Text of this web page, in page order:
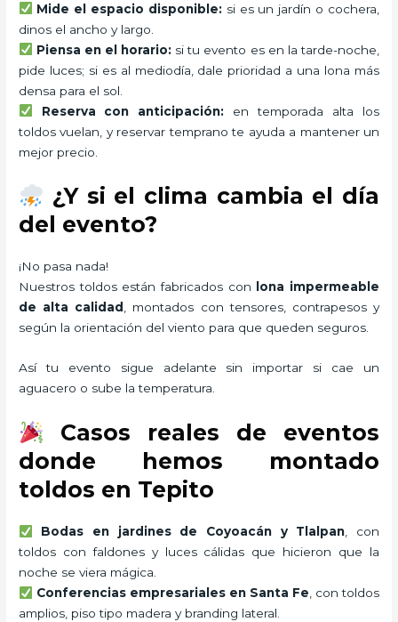
Mide el espacio disponible:si es un jardín o cochera,
dinos el ancho y largo.
Piensa en el horario: si tu evento es en la tarde-noche,
pide luces; si es al mediodía, dale prioridad a una lona más
densa para el sol.
Reserva con anticipación: en temporada alta los
toldos vuelan, y reservar temprano te ayuda a mantener un
mejor precio.
¿Y si el clima cambia el día
del evento?
¡No pasa nada!
Nuestros toldos están fabricados con
lona impermeable
de alta calidad , montados con tensores, contrapesos y
según la orientación del viento para que queden seguros.
Así tu evento sigue adelante sin importar si cae un
aguacero o sube la temperatura.
Casos reales de eventos
donde hemos montado
toldos en Tepito
Bodas en jardines de Coyoacán y Tlalpan , con
toldos con faldones y luces cálidas que hicieron que la
noche se viera mágica.
Conferencias empresariales en Santa Fe , con toldos
amplios, piso tipo madera y branding lateral.